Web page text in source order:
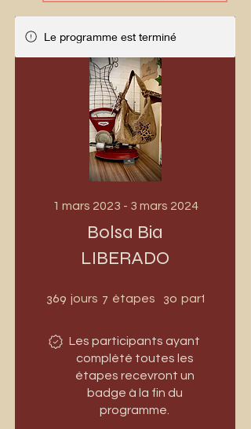
Le programme est terminé
Bolsa Bia
LIBERADO
1 mars 2023 - 3 mars 2024
369 jours 369 jours
7 étapes 7 étapes
30 participants
Les participants ayant
complété toutes les
étapes recevront un
badge à la fin du
programme.